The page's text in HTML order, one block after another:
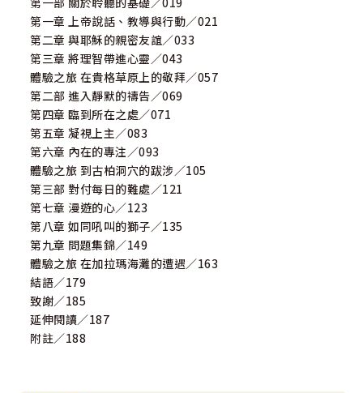
第一章 上帝說話、教導與行動／021
第二章 與耶穌的親密友誼／033
第三章 將理智帶進心靈／043
體驗之旅 在貴格草原上的敬拜／057
第二部 進入靜默的禱告／069
第四章 臨到所在之處／071
第五章 凝視上主／083
第六章 內在的專注／093
體驗之旅 到古柏洞穴的跋涉／105
第三部 對付每日的難處／121
第七章 漫遊的心／123
第八章 如同吼叫的獅子／135
第九章 問題集錦／149
體驗之旅 在加拉瑪海灘的遭遇／163
結語／179
致謝／185
延伸閱讀／187
附註／188